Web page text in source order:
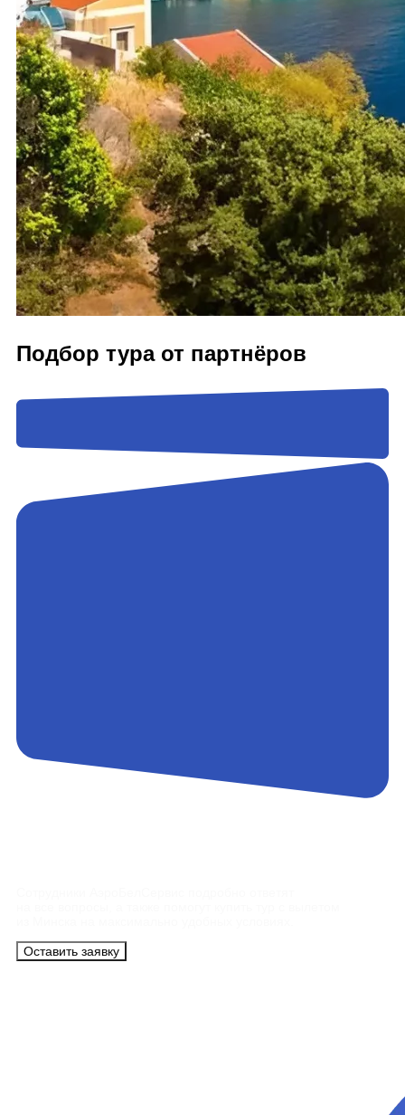
Подбор тура от партнёров
Оставить заявку